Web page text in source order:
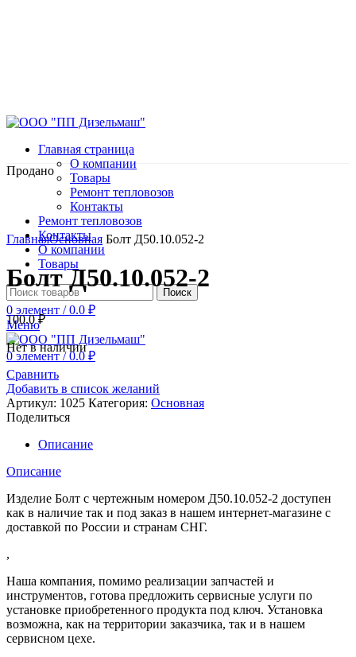
Главная страница
О компании
Товары
Ремонт тепловозов
Контакты
Ремонт тепловозов
Контакты
О компании
Товары
Поиск
0 элемент / 0.0 ₽
Меню
0элемент / 0.0₽
Продано
Нажмите, чтобы увеличить
ГлавнаяОсновная Болт Д50.10.052-2
Болт Д50.10.052-2
100.0₽
Нет в наличии
Сравнить
Добавить в список желаний
Артикул: 1025 Категория: Основная
Поделиться
Описание
Описание
Изделие Болт с чертежным номером Д50.10.052-2 доступен
как в наличие так и под заказ в нашем интернет-магазине с
доставкой по России и странам СНГ.
,
Наша компания, помимо реализации запчастей и
инструментов, готова предложить сервисные услуги по
установке приобретенного продукта под ключ. Установка
возможна, как на территории заказчика, так и в нашем
сервисном цехе.